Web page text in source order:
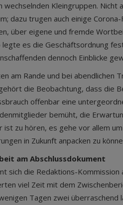
wechselnden Kleingruppen.
dazu trugen auch einige
über eigene und fremde
legte es die Geschäftsordnung
dennoch Einblicke
am Rande und bei abendlichen
die Beobachtung, dass die
offenbar eine
bemüht, die
ist zu hören, es gehe vor allem
in Zukunft anpacken zu
am Abschlussdokument
sich die Redaktions-
viel Zeit mit dem
Tagen zwei überraschend